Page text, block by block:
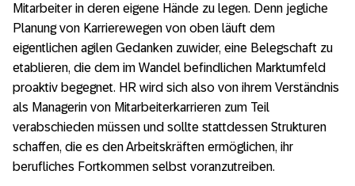
Mitarbeiter in deren eigene Hände zu legen. Denn jegliche
Planung von Karrierewegen von oben läuft dem
eigentlichen agilen Gedanken zuwider, eine Belegschaft zu
etablieren, die dem im Wandel befindlichen Marktumfeld
proaktiv begegnet. HR wird sich also von ihrem Verständnis
als Managerin von Mitarbeiterkarrieren zum Teil
verabschieden müssen und sollte stattdessen Strukturen
schaffen, die es den Arbeitskräften ermöglichen, ihr
berufliches Fortkommen selbst voranzutreiben.